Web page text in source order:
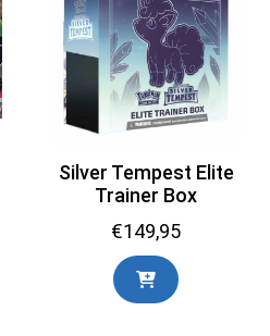
Silver Tempest Elite
Trainer Box
€149,95